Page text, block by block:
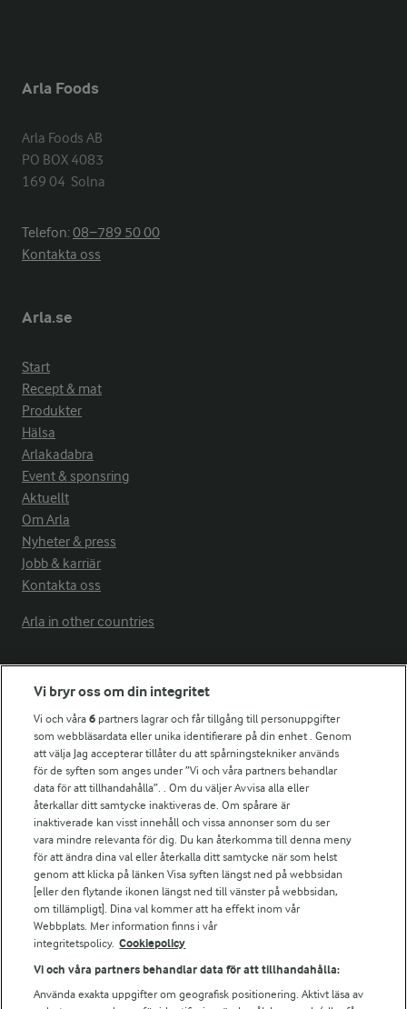
Arla Foods
Arla Foods AB
PO BOX 4083
169 04  Solna
Telefon:08−789 50 00
Kontakta oss
Arla.se
Start
Recept & mat
Produkter
Hälsa
Arlakadabra
Event & sponsring
Aktuellt
Om Arla
Nyheter & press
Jobb & karriär
Kontakta oss
Arla in other countries
Fler Arlasajter
För ägare
Arlas kundportal
Arla.com
Falbygdens Ost
Arla webbshop
Bildbank
Följ oss
Vi bryr oss om din integritet
Vi och våra6 partners lagrar och får tillgång till personuppgifter
som webbläsardata eller unika identifierare på din enhet . Genom
att välja Jag accepterar tillåter du att spårningstekniker används
för de syften som anges under ”Vi och våra partners behandlar
data för att tillhandahålla”. . Om du väljer Avvisa alla eller
återkallar ditt samtycke inaktiveras de. Om spårare är
inaktiverade kan visst innehåll och vissa annonser som du ser
vara mindre relevanta för dig. Du kan återkomma till denna meny
för att ändra dina val eller återkalla ditt samtycke när som helst
genom att klicka på länken Visa syften längst ned på webbsidan
[eller den flytande ikonen längst ned till vänster på webbsidan,
om tillämpligt]. Dina val kommer att ha effekt inom vår
Webbplats. Mer information finns i vår
integritetspolicy. Cookiepolicy
Vi och våra partners behandlar data för att tillhandahålla:
Använda exakta uppgifter om geografisk positionering. Aktivt läsa av